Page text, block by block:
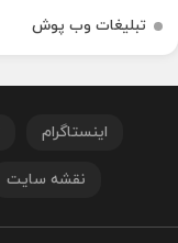
تبلیغات وب پوش
اینستاگرام
نقشه سایت